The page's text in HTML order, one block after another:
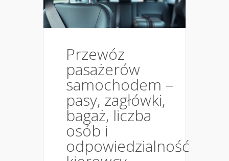
Przewóz
pasażerów
samochodem –
pasy, zagłówki,
bagaż, liczba
osób i
odpowiedzialność